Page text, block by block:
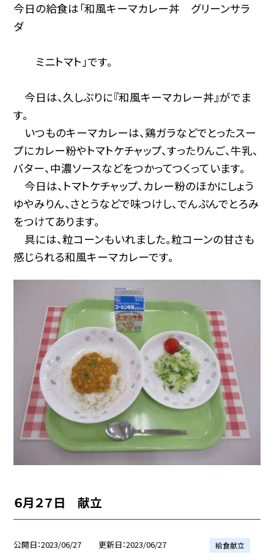
今日の給食は「和風キーマカレー丼 グリーンサラ
ダ
ミニトマト」です。
今日は、久しぶりに『和風キーマカレー丼』がでま
す。
いつものキーマカレーは、鶏ガラなどでとったスー
プにカレー粉やトマトケチャップ、すったりんご、牛乳、
バター、中濃ソースなどをつかってつくっています。
今日は、トマトケチャップ、カレー粉のほかにしょう
ゆやみりん、さとうなどで味つけし、でんぷんでとろみ
をつけてあります。
具には、粒コーンもいれました。粒コーンの甘さも
感じられる和風キーマカレーです。
６月２７日 献立
公開日 2023/06/27 更新日 2023/06/27 給食献立